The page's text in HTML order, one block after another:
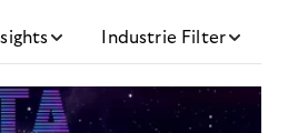
Industrie Filter